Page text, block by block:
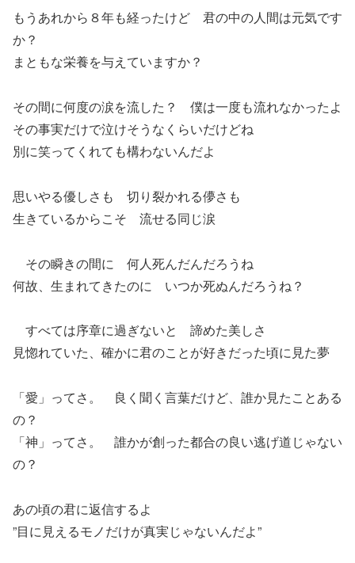
もうあれから８年も経ったけど 君の中の人間は元気です
か？
まともな栄養を与えていますか？
その間に何度の涙を流した？ 僕は一度も流れなかったよ
その事実だけで泣けそうなくらいだけどね
別に笑ってくれても構わないんだよ
思いやる優しさも 切り裂かれる儚さも
生きているからこそ 流せる同じ涙
その瞬きの間に 何人死んだんだろうね
何故、生まれてきたのに いつか死ぬんだろうね？
すべては序章に過ぎないと 諦めた美しさ
見惚れていた、確かに君のことが好きだった頃に見た夢
「愛」ってさ。 良く聞く言葉だけど、誰か見たことある
の？
「神」ってさ。 誰かが創った都合の良い逃げ道じゃない
の？
あの頃の君に返信するよ
”目に見えるモノだけが真実じゃないんだよ”